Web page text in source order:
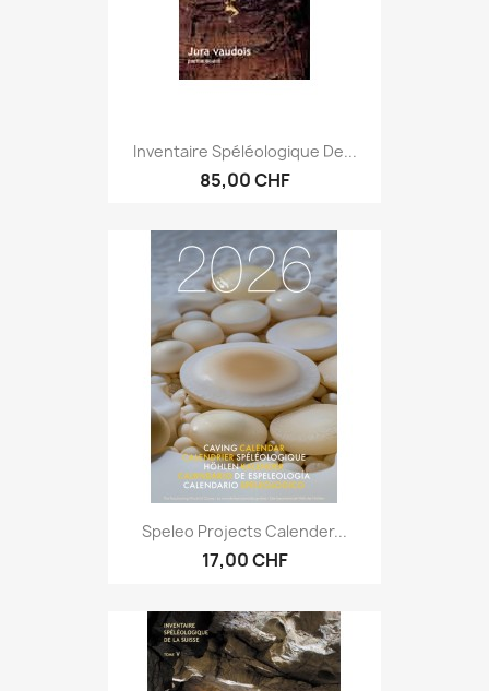
Inventaire Spéléologique De...
85,00 CHF
Speleo Projects Calender...
17,00 CHF